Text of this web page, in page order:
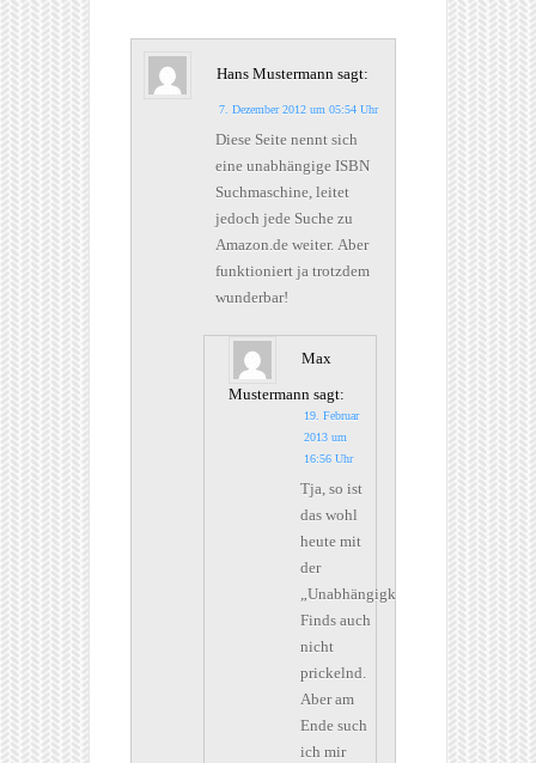
Hans Mustermann sagt:
7. Dezember 2012 um 05:54 Uhr
Diese Seite nennt sich
eine unabhängige ISBN
Suchmaschine, leitet
jedoch jede Suche zu
Amazon.de weiter. Aber
funktioniert ja trotzdem
wunderbar!
Max
Mustermann sagt:
19. Februar
2013 um
16:56 Uhr
Tja, so ist
das wohl
heute mit
der
„Unabhängigkeit“.
Finds auch
nicht
prickelnd.
Aber am
Ende such
ich mir